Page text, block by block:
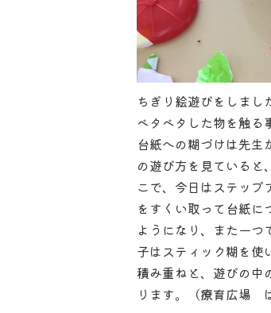
ちぎり絵遊びをしまし
ベタベタした物を触
台紙への糊づけは先
の遊び方を見ていると
こで、今日はステッ
をすくい取って台紙に
ようになり、また一
子はスティック糊を使
積み重ねと、遊びの中
ります。（療育広場